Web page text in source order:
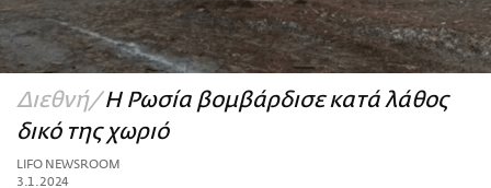
ΑΜΠΑ
PRINT
Διεθνή Η Ρωσία βομβάρδισε κατά λάθος
δικό της χωριό
LIFO NEWSROOM
3.1.2024